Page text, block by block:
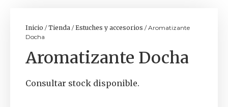
Inicio /Tienda /Estuches y accesorios / Aromatizante
Docha
Aromatizante Docha
Consultar stock disponible.